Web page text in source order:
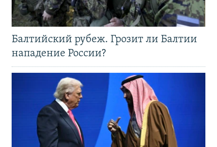
Балтийский рубеж. Грозит ли Балтии
нападение России?